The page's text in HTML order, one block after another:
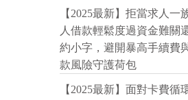
【2025最新】拒當求人一
人借款輕鬆度過資金難關
約小字，避開暴高手續費
款風險守護荷包
【2025最新】面對卡費循